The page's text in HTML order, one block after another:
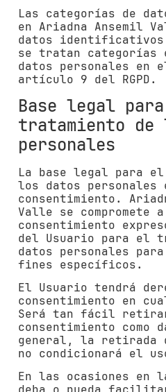
Las categorías de
en Ariadna Ansemil
datos
se tratan categorías
datos personales en
artículo 9 del RGPD.
Base legal
tratamiento de
personales
La base legal para
los datos personales
consentimiento.
Valle se compromete
consentimiento
del Usuario para el
datos personales
fines específicos.
El Usuario tendrá
consentimiento en
Será tan fácil
consentimiento como
general, la retirada
no condicionará el
En las ocasiones en